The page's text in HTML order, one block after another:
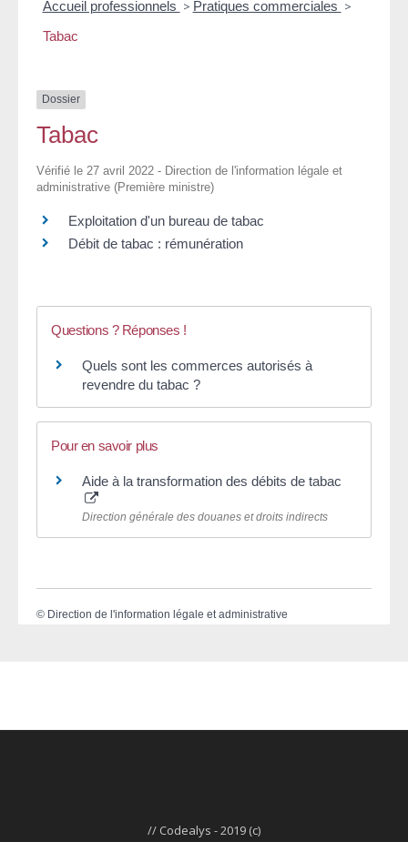
Accueil professionnels > Pratiques commerciales >
Tabac
Dossier
Tabac
Vérifié le 27 avril 2022 - Direction de l'information légale et
administrative (Première ministre)
Exploitation d'un bureau de tabac
Débit de tabac : rémunération
Questions ? Réponses !
Quels sont les commerces autorisés à
revendre du tabac ?
Pour en savoir plus
Aide à la transformation des débits de tabac
Direction générale des douanes et droits indirects
© Direction de l'information légale et administrative
// Codealys - 2019 (c)